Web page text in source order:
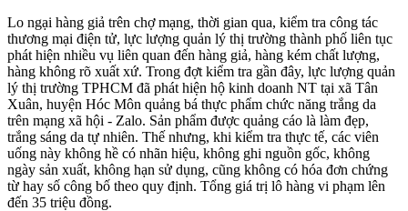
Lo ngại hàng giả trên chợ mạng, thời gian qua, kiểm tra công tác
thương mại điện tử, lực lượng quản lý thị trường thành phố liên tục
phát hiện nhiều vụ liên quan đến hàng giả, hàng kém chất lượng,
hàng không rõ xuất xứ. Trong đợt kiểm tra gần đây, lực lượng quản
lý thị trường TPHCM đã phát hiện hộ kinh doanh NT tại xã Tân
Xuân, huyện Hóc Môn quảng bá thực phẩm chức năng trắng da
trên mạng xã hội - Zalo. Sản phẩm được quảng cáo là làm đẹp,
trắng sáng da tự nhiên. Thế nhưng, khi kiểm tra thực tế, các viên
uống này không hề có nhãn hiệu, không ghi nguồn gốc, không
ngày sản xuất, không hạn sử dụng, cũng không có hóa đơn chứng
từ hay số công bố theo quy định. Tổng giá trị lô hàng vi phạm lên
đến 35 triệu đồng.